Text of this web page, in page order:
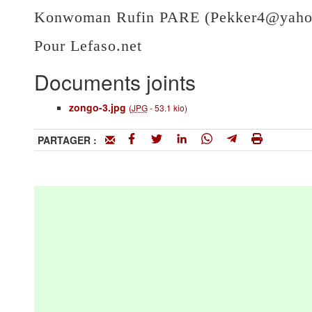
Konwoman Rufin PARE
Pour Lefaso.net
Documents joints
zongo-3.jpg (JPG-53.1 kio)
PARTAGER :